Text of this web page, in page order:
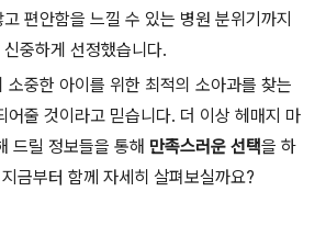
편안함을 느낄 수 있는 병원 분위기까지
중하게 선정했습니다.
소중한 아이를 위한 최적의 소아과를 찾는
어줄 것이라고 믿습니다. 더 이상 헤매지 마
드릴 정보들을 통해 만족스러운 선택을 하
금부터 함께 자세히 살펴보실까요?